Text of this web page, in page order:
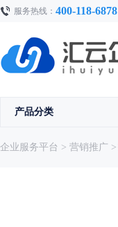
服务热线： 400-118-6878
产品分类
企业服务平台 > 营销推广 >